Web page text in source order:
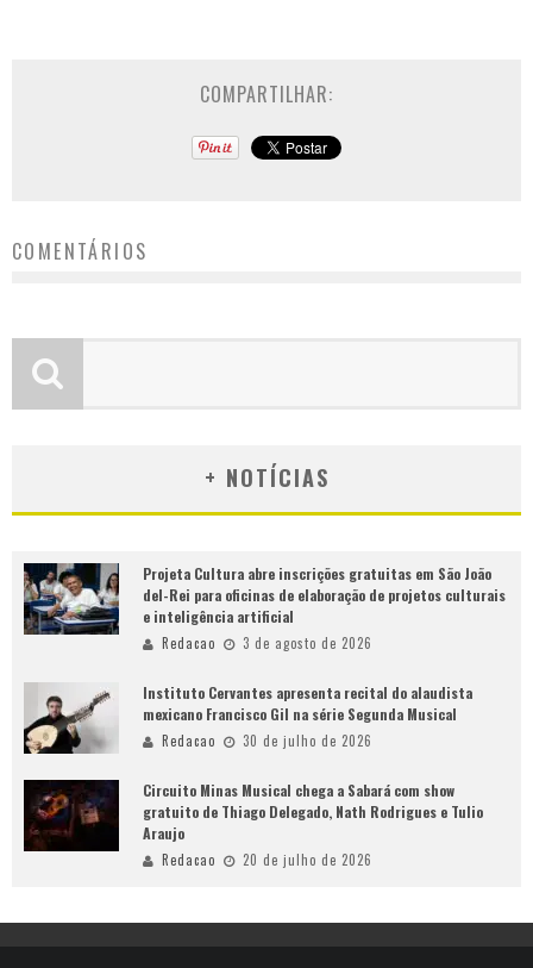
COMPARTILHAR:
COMENTÁRIOS
+ NOTÍCIAS
Projeta Cultura abre inscrições gratuitas em São João
del-Rei para oficinas de elaboração de projetos culturais
e inteligência artificial
Redacao 3 de agosto de 2026
Instituto Cervantes apresenta recital do alaudista
mexicano Francisco Gil na série Segunda Musical
Redacao 30 de julho de 2026
Circuito Minas Musical chega a Sabará com show
gratuito de Thiago Delegado, Nath Rodrigues e Tulio
Araujo
Redacao 20 de julho de 2026